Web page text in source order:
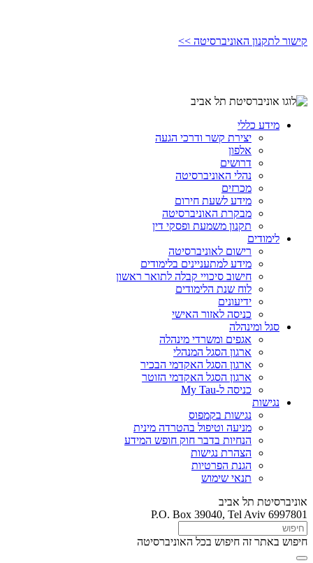
קישור לתקנון האוניברסיטה >>
מידע כללי
יצירת קשר ודרכי הגעה
אלפון
דרושים
נהלי האוניברסיטה
מכרזים
מידע לשעת חירום
מבקרת האוניברסיטה
תקנון משמעת ופסקי דין
לימודים
רישום לאוניברסיטה
מידע למתעניינים בלימודים
חישוב סיכויי קבלה לתואר ראשון
לוח שנת הלימודים
ידיעונים
כניסה לאזור האישי
סגל ומינהלה
אגפים ומשרדי מינהלה
ארגון הסגל המנהלי
ארגון הסגל האקדמי הבכיר
ארגון הסגל האקדמי הזוטר
כניסה ל-My Tau
נגישות
נגישות בקמפוס
מניעה וטיפול בהטרדה מינית
הנחיות בדבר חוק חופש המידע
הצהרת נגישות
הגנת הפרטיות
תנאי שימוש
אוניברסיטת תל אביב
P.O. Box 39040, Tel Aviv 6997801
חיפוש באתר זה חיפוש בכל האוניברסיטה